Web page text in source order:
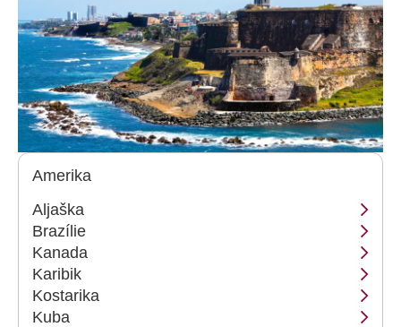
Amerika
Aljaška
Brazílie
Kanada
Karibik
Kostarika
Kuba